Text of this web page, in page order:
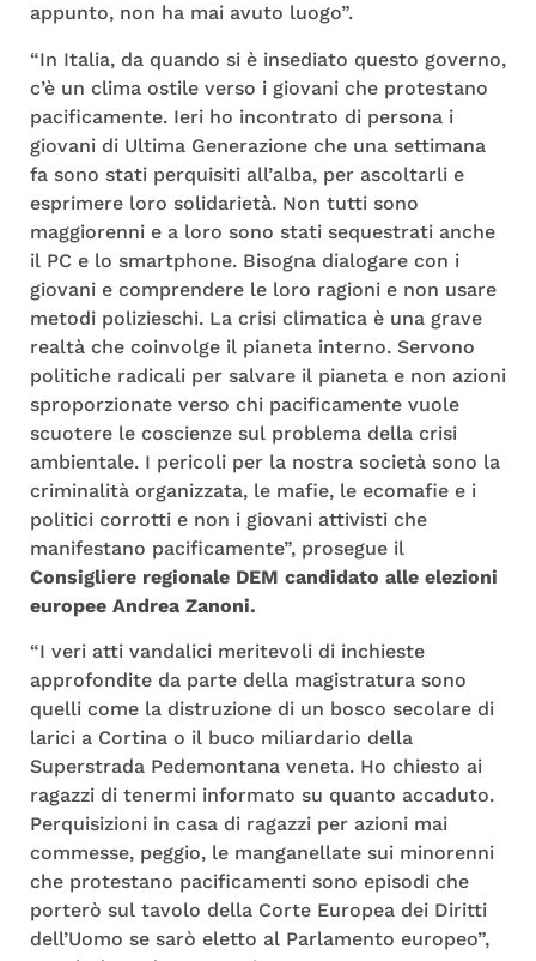
appunto, non ha mai avuto luogo”.
“In Italia, da quando si è insediato questo governo,
c’è un clima ostile verso i giovani che protestano
pacificamente. Ieri ho incontrato di persona i
giovani di Ultima Generazione che una settimana
fa sono stati perquisiti all’alba, per ascoltarli e
esprimere loro solidarietà. Non tutti sono
maggiorenni e a loro sono stati sequestrati anche
il PC e lo smartphone. Bisogna dialogare con i
giovani e comprendere le loro ragioni e non usare
metodi polizieschi. La crisi climatica è una grave
realtà che coinvolge il pianeta interno. Servono
politiche radicali per salvare il pianeta e non azioni
sproporzionate verso chi pacificamente vuole
scuotere le coscienze sul problema della crisi
ambientale. I pericoli per la nostra società sono la
criminalità organizzata, le mafie, le ecomafie e i
politici corrotti e non i giovani attivisti che
manifestano pacificamente”, prosegue il
Consigliere regionale DEM candidato alle elezioni
europee Andrea Zanoni.
“I veri atti vandalici meritevoli di inchieste
approfondite da parte della magistratura sono
quelli come la distruzione di un bosco secolare di
larici a Cortina o il buco miliardario della
Superstrada Pedemontana veneta. Ho chiesto ai
ragazzi di tenermi informato su quanto accaduto.
Perquisizioni in casa di ragazzi per azioni mai
commesse, peggio, le manganellate sui minorenni
che protestano pacificamenti sono episodi che
porterò sul tavolo della Corte Europea dei Diritti
dell’Uomo se sarò eletto al Parlamento europeo”,